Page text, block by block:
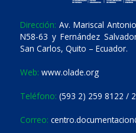
Dirección: Av. Mariscal
N58-63 y Fernández
San Carlos, Quito – Ecuador.
Web: www.olade.org
Teléfono: (593 2) 259 8122 /
Correo: